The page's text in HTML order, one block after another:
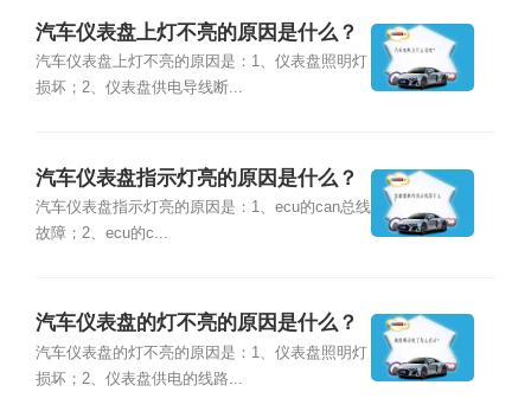
汽车仪表盘上灯不亮的原因是什么？
汽车仪表盘上灯不亮的原因是：1、仪表盘照明灯
损坏；2、仪表盘供电导线断...
汽车仪表盘指示灯亮的原因是什么？
汽车仪表盘指示灯亮的原因是：1、ecu的can总线
故障；2、ecu的c...
汽车仪表盘的灯不亮的原因是什么？
汽车仪表盘的灯不亮的原因是：1、仪表盘照明灯
损坏；2、仪表盘供电的线路...